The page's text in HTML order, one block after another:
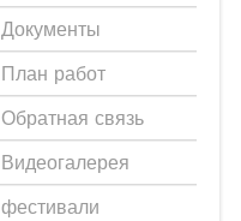
Документы
План работ
Обратная связь
Видеогалерея
фестивали